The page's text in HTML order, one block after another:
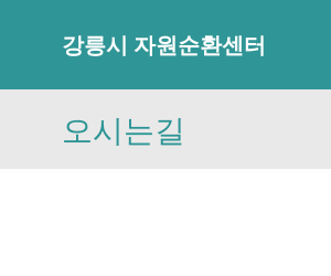
강릉시 자원순환센터
오시는길